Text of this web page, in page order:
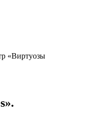
«Виртуозы